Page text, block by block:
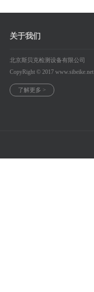
关于我们
北京斯贝克检测设备有限公司
CopyRight © 2017 www.sibeike.net
了解更多 >